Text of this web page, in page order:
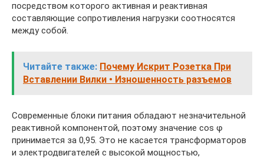
посредством которого активная и реактивная
составляющие сопротивления нагрузки соотносятся
между собой.
Читайте также: Почему Искрит Розетка При
Вставлении Вилки • Изношенность разъемов
Современные блоки питания обладают незначительной
реактивной компонентой, поэтому значение cos φ
принимается за 0,95. Это не касается трансформаторов
и электродвигателей с высокой мощностью,